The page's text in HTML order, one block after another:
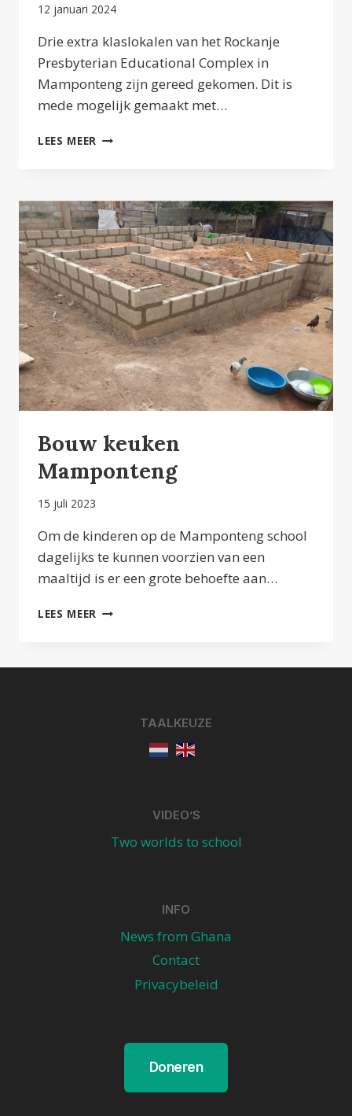
12 januari 2024
Drie extra klaslokalen van het Rockanje
Presbyterian Educational Complex in
Mamponteng zijn gereed gekomen. Dit is
mede mogelijk gemaakt met…
LEES MEER DRIE
Bouw keuken
Mamponteng
15 juli 2023
Om de kinderen op de Mamponteng school
dagelijks te kunnen voorzien van een
maaltijd is er een grote behoefte aan…
LEES MEER BOUW
TAALKEUZE
VIDEO’S
Two worlds to school
INFO
News from Ghana
Contact
Privacybeleid
Doneren